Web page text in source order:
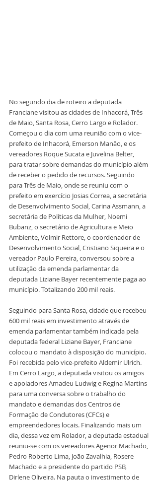
No segundo dia de roteiro a deputada
Franciane visitou as cidades de Inhacorá, Três
de Maio, Santa Rosa, Cerro Largo e Rolador.
Começou o dia com uma reunião com o vice-
prefeito de Inhacorá, Emerson Manão, e os
vereadores Roque Sucata e Juvelina Belter,
para tratar sobre demandas do município além
de receber o pedido de recursos. Seguindo
para Três de Maio, onde se reuniu com o
prefeito em exercício Josias Correa, a secretária
de Desenvolvimento Social, Carina Assmann, a
secretária de Políticas da Mulher, Noemi
Bubanz, o secretário de Agricultura e Meio
Ambiente, Volmir Rettore, o coordenador de
Desenvolvimento Social, Cristiano Siqueira e o
vereador Paulo Pereira, conversou sobre a
utilização da emenda parlamentar da
deputada Liziane Bayer recentemente paga ao
município. Totalizando 200 mil reais.
Seguindo para Santa Rosa, cidade que recebeu
600 mil reais em investimento através de
emenda parlamentar também indicada pela
deputada federal Liziane Bayer, Franciane
colocou o mandato à disposição do município.
Foi recebida pelo vice-prefeito Aldemir Ulrich.
Em Cerro Largo, a deputada visitou os amigos
e apoiadores Amadeu Ludwig e Regina Martins
para uma conversa sobre o trabalho do
mandato e demandas dos Centros de
Formação de Condutores (CFCs) e
empreendedores locais. Finalizando mais um
dia, dessa vez em Rolador, a deputada estadual
reuniu-se com os vereadores Agenor Machado,
Pedro Roberto Lima, João Zavalhia, Rosere
Machado e a presidente do partido PSB,
Dirlene Oliveira. Na pauta o investimento de